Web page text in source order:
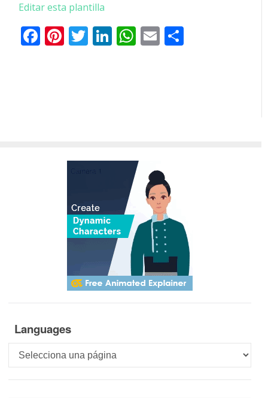
Editar esta plantilla
Facebook
Pinterest
Twitter
LinkedIn
WhatsApp
Email
Languages
Languages